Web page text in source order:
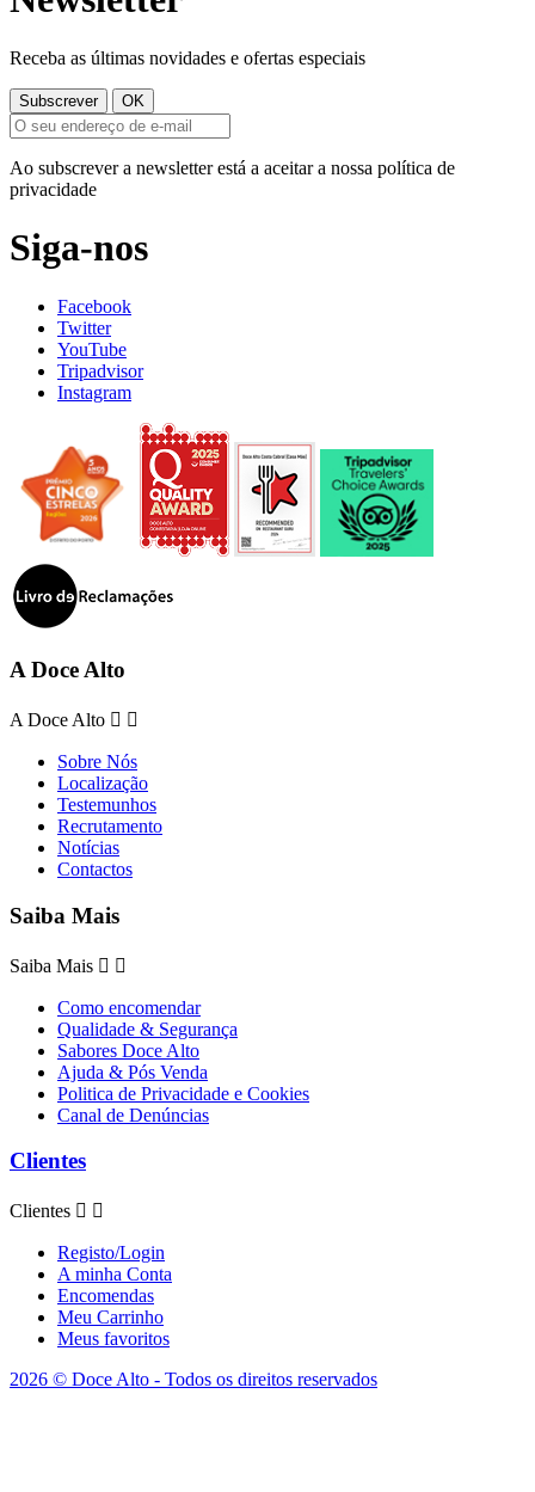
Receba as últimas novidades e ofertas especiais
Ao subscrever a newsletter está a aceitar a nossa política de
privacidade
Siga-nos
Facebook
Twitter
YouTube
Tripadvisor
Instagram
A Doce Alto
A Doce Alto  
Sobre Nós
Localização
Testemunhos
Recrutamento
Notícias
Contactos
Saiba Mais
Saiba Mais  
Como encomendar
Qualidade & Segurança
Sabores Doce Alto
Ajuda & Pós Venda
Politica de Privacidade e Cookies
Canal de Denúncias
Clientes
Clientes  
Registo/Login
A minha Conta
Encomendas
Meu Carrinho
Meus favoritos
2026 © Doce Alto - Todos os direitos reservados